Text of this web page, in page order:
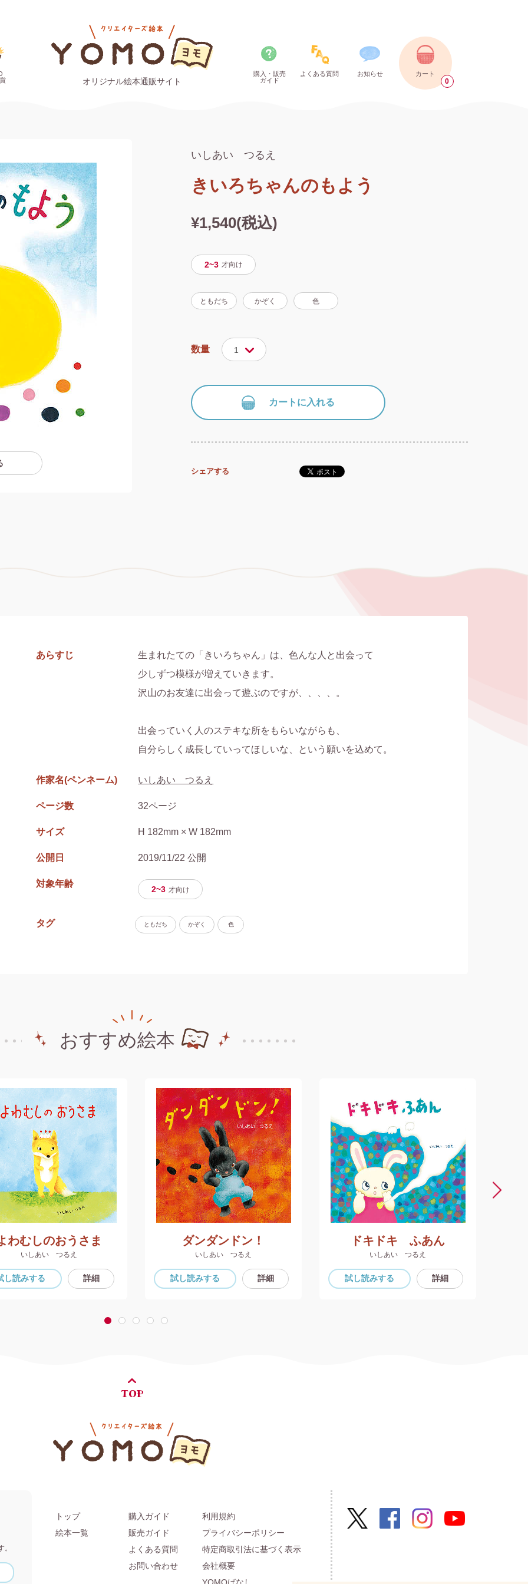
オリジナル絵本通販サイト
購入・販売
ガイド
よくある質問 お知らせ カート
0
いしあい つるえ
きいろちゃんのもよう
¥1,540(税込)
2~3 才向け
ともだち かぞく 色
数量 1
カートに入れる
シェアする
あらすじ
生まれたての「きいろちゃん」は、色んな人と出会って
少しずつ模様が増えていきます。
沢山のお友達に出会って遊ぶのですが、、、、。
出会っていく人のステキな所をもらいながらも、
自分らしく成長していってほしいな、という願いを込めて。
作家名(ペンネーム) いしあい つるえ
ページ数 32ページ
サイズ H 182mm × W 182mm
公開日 2019/11/22 公開
対象年齢
2~3 才向け
タグ ともだち かぞく 色
おすすめ絵本
わむしのおうさま
いしあい つるえ
し読みする 詳細
ダンダンドン！
いしあい つるえ
試し読みする 詳細
ドキドキ ふあん
いしあい つるえ
試し読みする 詳細
1 2 3 4 5
TOP
トップ
絵本一覧
購入ガイド
販売ガイド
よくある質問
お問い合わせ
利用規約
プライバシーポリシー
特定商取引法に基づく表示
会社概要